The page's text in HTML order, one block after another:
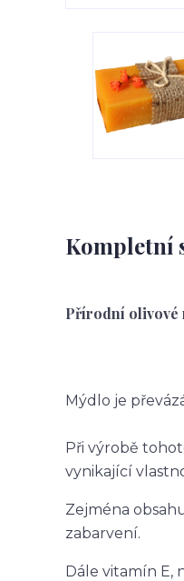
Kompletní
Přírodní olivové
Mýdlo je
Při výrobě
vynikající
Zejména
zabarvení.
Dále vitamín E,